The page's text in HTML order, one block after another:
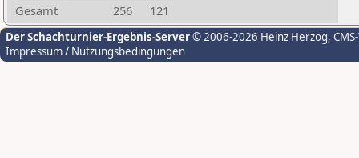
Gesamt
256 121
Der Schachturnier-Ergebnis-Server© 2006-2026 Heinz Herzog,
Impressum / Nutzungsbedingungen